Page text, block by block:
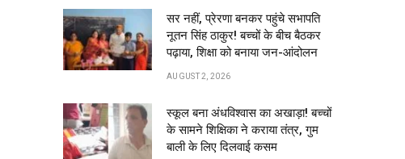
सर नहीं, प्रेरणा बनकर पहुंचे सभापति
नूतन सिंह ठाकुर! बच्चों के बीच बैठकर
पढ़ाया, शिक्षा को बनाया जन-आंदोलन
AUGUST 2, 2026
स्कूल बना अंधविश्वास का अखाड़ा! बच्चों
के सामने शिक्षिका ने कराया तंत्र, गुम
बाली के लिए दिलवाई कसम